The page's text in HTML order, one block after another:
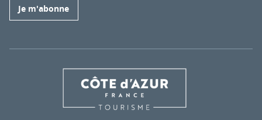
Je m'abonne